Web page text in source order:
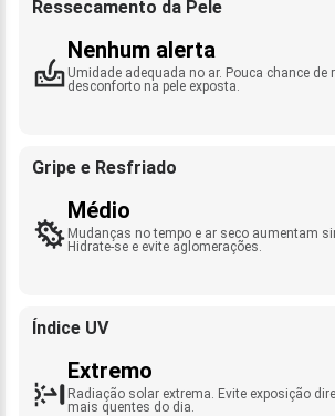
Ressecamento da Pele
Nenhum alerta
Umidade adequada no ar. Pouca chance de
desconforto na pele exposta.
Gripe e Resfriado
Médio
Mudanças no tempo e ar seco aumentam
Hidrate-se e evite aglomerações.
Índice UV
Extremo
Radiação solar extrema. Evite exposição
mais quentes do dia.